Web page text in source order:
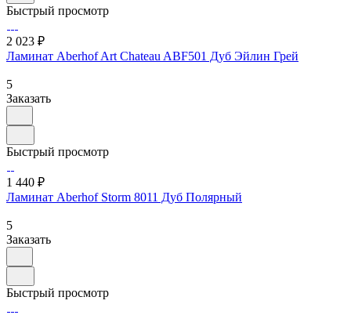
Быстрый просмотр
2 023 ₽
Ламинат Aberhof Art Chateau ABF501 Дуб Эйлин Грей
5
Заказать
Быстрый просмотр
1 440 ₽
Ламинат Aberhof Storm 8011 Дуб Полярный
5
Заказать
Быстрый просмотр